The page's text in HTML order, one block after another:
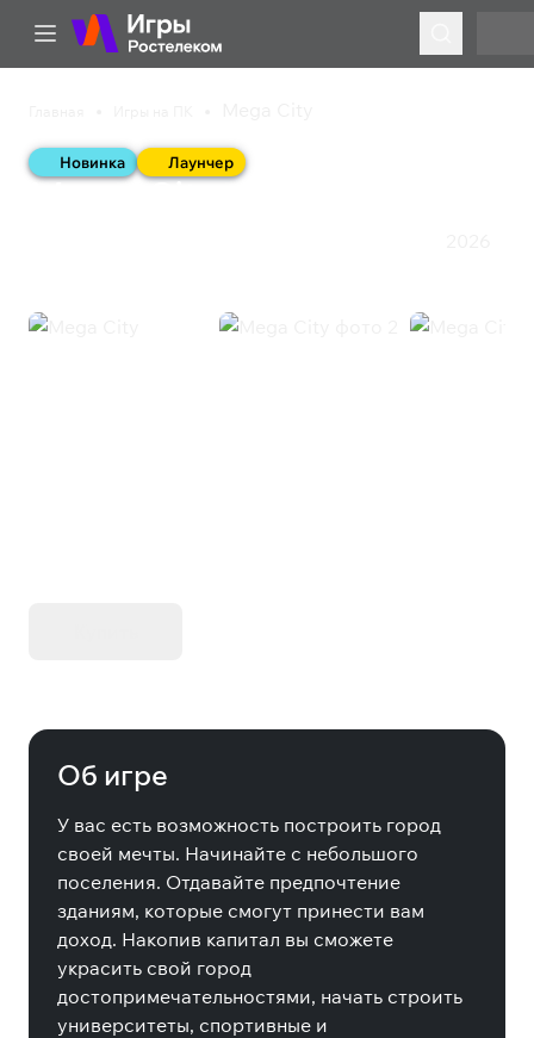
Новинка Лаунчер
Mega City
Об игре
У вас есть возможность построить город
своей мечты. Начинайте с небольшого
поселения. Отдавайте предпочтение
зданиям, которые смогут принести вам
доход. Накопив капитал вы сможете
украсить свой город
достопримечательностями, начать строить
университеты, спортивные и